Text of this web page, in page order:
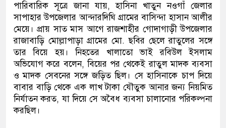
পারিবারিক সূত্রে জানা যায়, হাসিনা খাতুন নওগাঁ জেলার
সাপাহার উপজেলার আন্দারদিঘি গ্রামের বাসিন্দা হাসান আলীর
মেয়ে। প্রায় সাত মাস আগে রাজশাহীর গোদাগাড়ী উপজেলার
রাজাবাড়ি মোল্লাপাড়া গ্রামের মো. ছবির ছেলে রাতুলের সঙ্গে
তার বিয়ে হয়। নিহতের খালাতো ভাই রবিউল ইসলাম
অভিযোগ করে বলেন, বিয়ের পর থেকেই রাতুল মাদক ব্যবসা
ও মাদক সেবনের সঙ্গে জড়িত ছিল। সে হাসিনাকে চাপ দিয়ে
বাবার বাড়ি থেকে এক লাখ টাকা যৌতুক আনার জন্য নিয়মিত
নির্যাতন করত, যা দিয়ে সে অবৈধ ব্যবসা চালানোর পরিকল্পনা
করছিল।